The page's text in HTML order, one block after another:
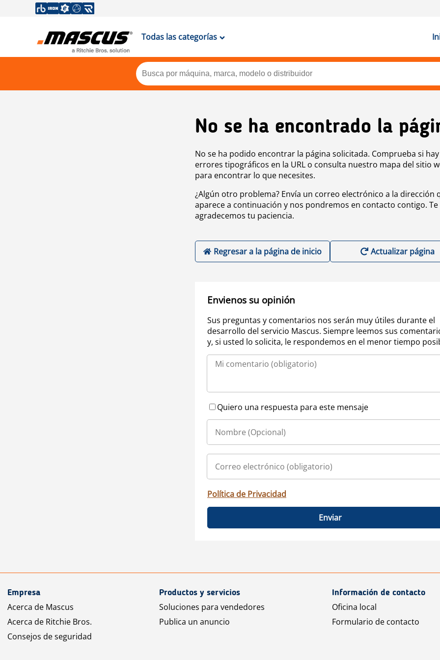
Todas las categorías
No se ha encontrado la
No se ha podido encontrar la página solicitada. Comprueba si hay
errores tipográficos en la URL o consulta nuestro mapa del sitio
para encontrar lo que necesites.
¿Algún otro problema? Envía un correo electrónico a la dirección
aparece a continuación y nos pondremos en contacto contigo. Te
agradecemos tu paciencia.
Regresar a la página de inicio Actualizar página
Envienos su opinión
Sus preguntas y comentarios nos serán muy útiles durante el
desarrollo del servicio Mascus. Siempre leemos sus
y, si usted lo solicita, le respondemos en el menor tiempo
Quiero una respuesta para este mensaje
Política de Privacidad
Enviar
Empresa
Acerca de Mascus
Acerca de Ritchie Bros.
Consejos de seguridad
Productos y servicios
Soluciones para vendedores
Publica un anuncio
Información de contacto
Oficina local
Formulario de contacto